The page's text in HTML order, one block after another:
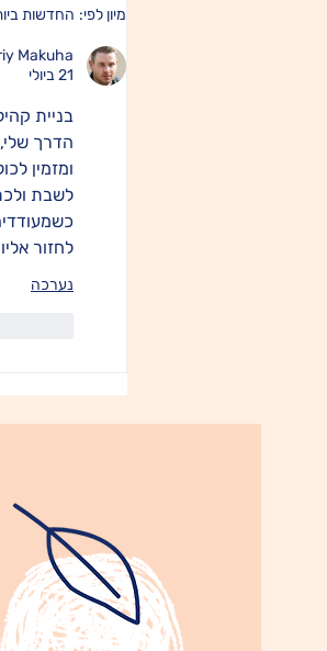
מיון לפי: החדשות
Makuha
21 ביולי
בניית
הדרך
ומזמין
לשבת
לחזור
נערכה